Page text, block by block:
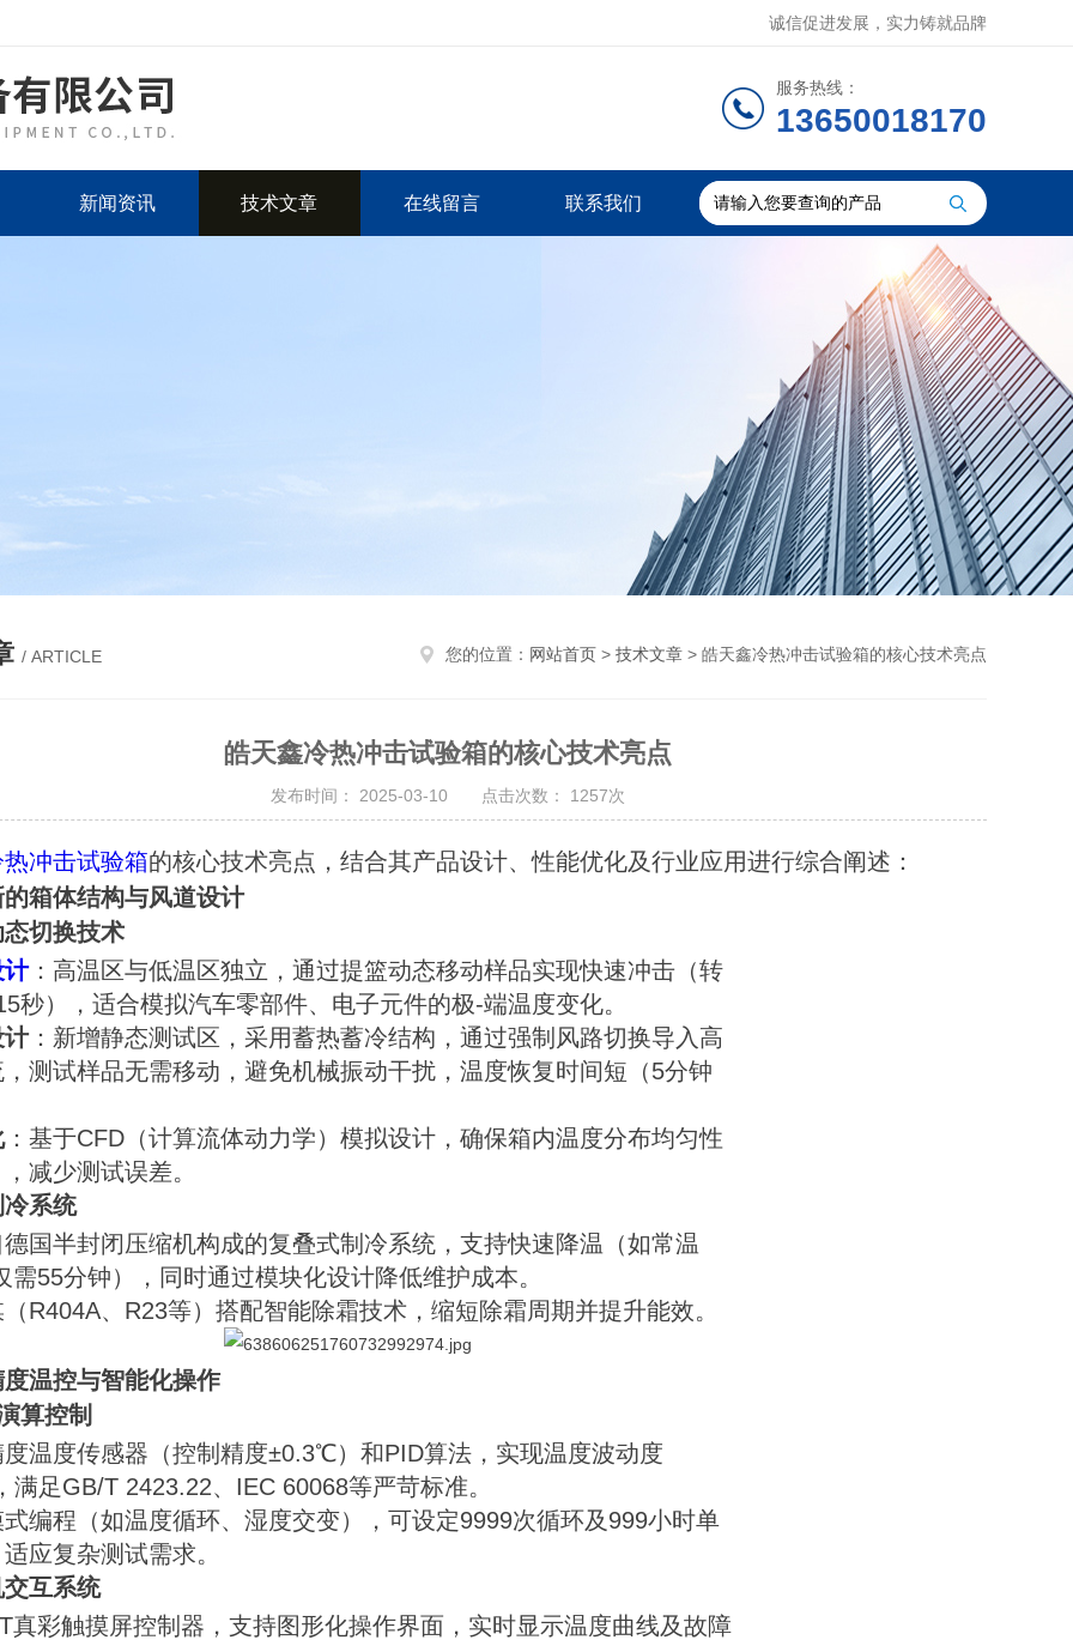
诚信促进发展，实力铸就品牌
服务热线：
13650018170
新闻资讯 技术文章 在线留言 联系我们
/ ARTICLE 您的位置： 网站首页 > 技术文章 > 皓天鑫冷热冲击试验箱的核心技术亮点
皓天鑫冷热冲击试验箱的核心技术亮点
发布时间： 2025-03-10 点击次数： 1257次
冲击试验箱的核心技术亮点，结合其产品设计、性能优化及行业应用进行综合阐述：
箱体结构与风道设计
切换技术
计：高温区与低温区独立，通过提篮动态移动样品实现快速冲击（转
秒），适合模拟汽车零部件、电子元件的极-端温度变化。
计：新增静态测试区，采用蓄热蓄冷结构，通过强制风路切换导入高
测试样品无需移动，避免机械振动干扰，温度恢复时间短（5分钟
：基于CFD（计算流体动力学）模拟设计，确保箱内温度分布均匀性
减少测试误差。
系统
国半封闭压缩机构成的复叠式制冷系统，支持快速降温（如常温
55分钟），同时通过模块化设计降低维护成本。
R404A、R23等）搭配智能除霜技术，缩短除霜周期并提升能效。
温控与智能化操作
算控制
温度传感器（控制精度±0.3℃）和PID算法，实现温度波动度
足GB/T 2423.22、IEC 60068等严苛标准。
编程（如温度循环、湿度交变），可设定9999次循环及999小时单
应复杂测试需求。
互系统
真彩触摸屏控制器，支持图形化操作界面，实时显示温度曲线及故障